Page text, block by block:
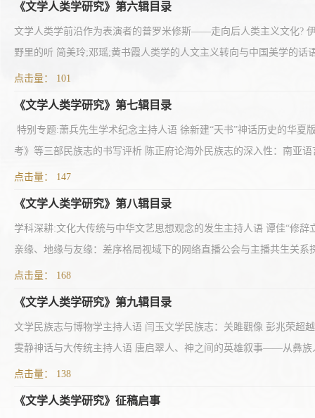
《文学人类学研究》第六辑目录
文学人类学前沿作为表演者的普罗米修斯——走向后人类主义文化?
野里的听 简美玲;邓瑶;黄书霞人类学的人文主义转向与中国美学的话
点击量： 101
《文学人类学研究》第七辑目录
特别专题:萧兵先生学术纪念主持人语 徐新建“天书”神话历史的华
考》等三部民族志的书写评析 陈正府论海外民族志的深入性：南亚
点击量： 147
《文学人类学研究》第八辑目录
学科深耕:文化大传统与中华文艺思想观念的发生主持人语 谭佳“修
亲缘、地缘与友缘：差序格局视域下的网络直播公会与主播共生关
点击量： 168
《文学人类学研究》第九辑目录
文学民族志与博物学主持人语 闫玉文学民族志：关雎觀像 彭兆荣超
雯静神话与大传统主持人语 唐启翠人、神之间的英雄叙事——从彝族
点击量： 138
《文学人类学研究》征稿启事